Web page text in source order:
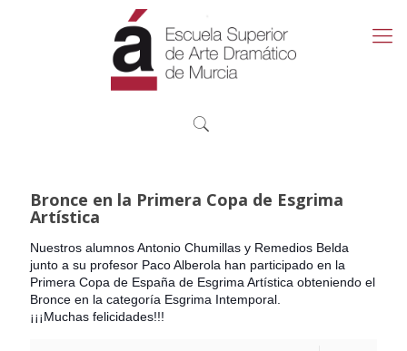
Bronce en la Primera Copa de Esgrima
Artística
Nuestros alumnos Antonio Chumillas y Remedios Belda
junto a su profesor Paco Alberola han participado en la
Primera Copa de España de Esgrima Artística obteniendo el
Bronce en la categoría Esgrima Intemporal.
¡¡¡Muchas felicidades!!!